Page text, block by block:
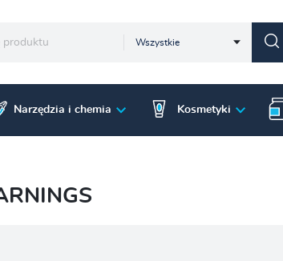
Wszystkie
Narzędzia i chemia Kosmetyki